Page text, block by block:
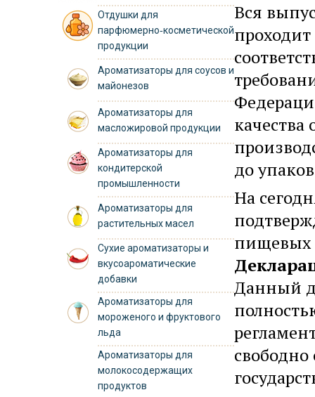
Отдушки для
парфюмерно‑косметической
продукции
Ароматизаторы для соусов и
майонезов
Ароматизаторы для
масложировой продукции
Ароматизаторы для
кондитерской
промышленности
Ароматизаторы для
растительных масел
Сухие ароматизаторы и
вкусоароматические
добавки
Ароматизаторы для
мороженого и фруктового
льда
Ароматизаторы для
молокосодержащих
продуктов
Вся
качества
до
На
пищевых
Данный
свободно